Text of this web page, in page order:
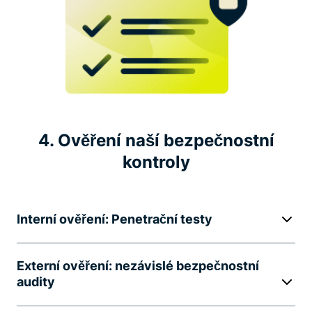
4. Ověření naší bezpečnostní
kontroly
Interní ověření: Penetrační testy
Externí ověření: nezávislé bezpečnostní
audity